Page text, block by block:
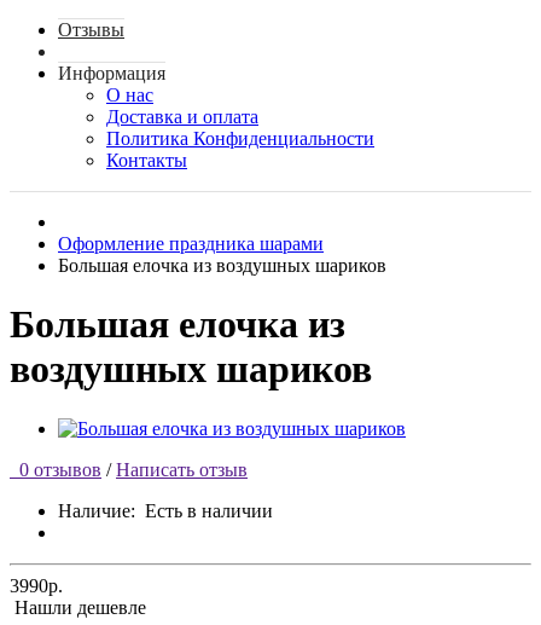
Отзывы
Информация
О нас
Доставка и оплата
Политика Конфиденциальности
Контакты
Оформление праздника шарами
Большая елочка из воздушных шариков
Большая елочка из
воздушных шариков
0 отзывов / Написать отзыв
Наличие: Есть в наличии
3990р.
Нашли дешевле